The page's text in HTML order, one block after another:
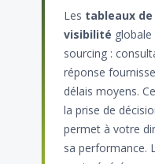
Les tableaux de
visibilité
sourcing :
réponse
délais moyens.
la prise de
permet à votre
sa performance.